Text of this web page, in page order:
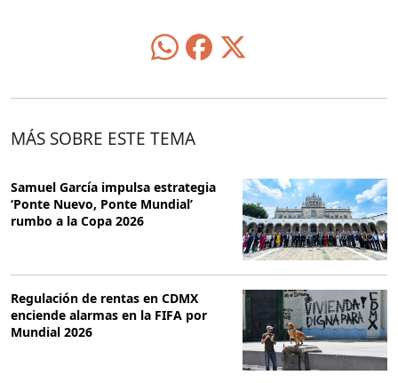
MÁS SOBRE ESTE TEMA
Samuel García impulsa estrategia
‘Ponte Nuevo, Ponte Mundial’
rumbo a la Copa 2026
Regulación de rentas en CDMX
enciende alarmas en la FIFA por
Mundial 2026